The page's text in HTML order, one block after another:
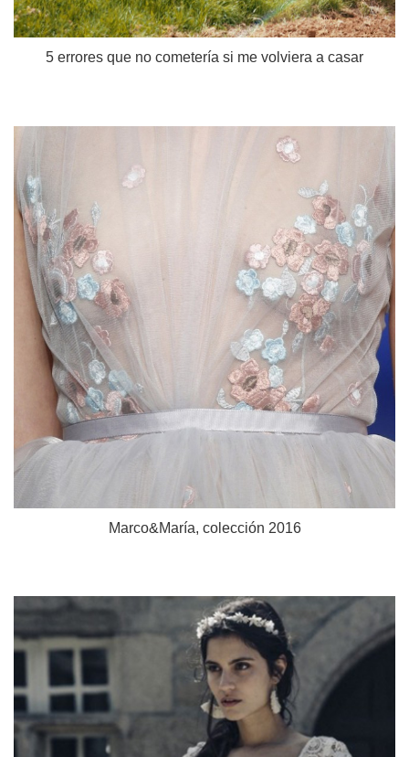
5 errores que no cometería si me volviera a casar
Marco&María, colección 2016